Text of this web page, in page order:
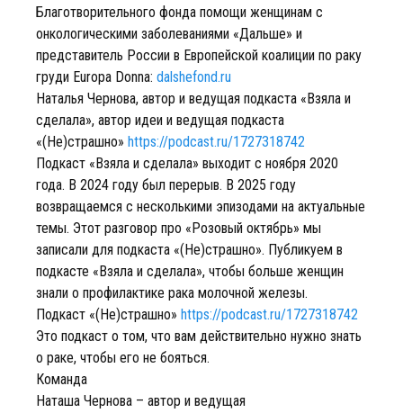
Благотворительного фонда помощи женщинам с
онкологическими заболеваниями «Дальше» и
представитель России в Европейской коалиции по раку
груди Europa Donna: dalshefond.ru
Наталья Чернова, автор и ведущая подкаста «Взяла и
сделала», автор идеи и ведущая подкаста
«(Не)страшно» https://podcast.ru/1727318742
Подкаст «Взяла и сделала» выходит с ноября 2020
года. В 2024 году был перерыв. В 2025 году
возвращаемся с несколькими эпизодами на актуальные
темы. Этот разговор про «Розовый октябрь» мы
записали для подкаста «(Не)страшно». Публикуем в
подкасте «Взяла и сделала», чтобы больше женщин
знали о профилактике рака молочной железы.
Подкаст «(Не)страшно» https://podcast.ru/1727318742
Это подкаст о том, что вам действительно нужно знать
о раке, чтобы его не бояться.
Команда
Наташа Чернова – автор и ведущая